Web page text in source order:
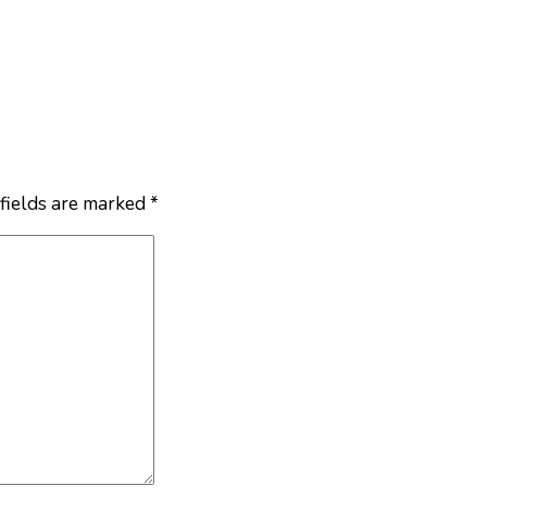
are marked*